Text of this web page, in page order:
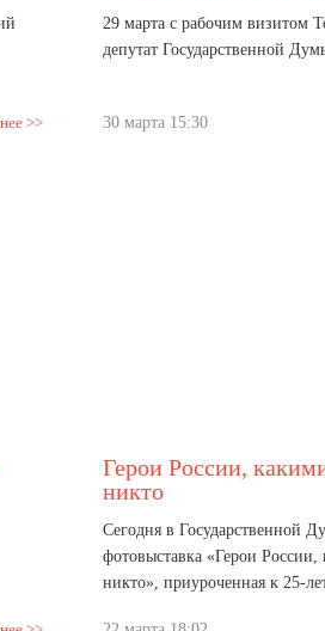
>>
29 марта с рабочим визитом
депутат Государственной
30 марта 15:30
Герои России,
никто
Сегодня в Государственной
фотовыставка «Герои
никто», приуроченная к 25-